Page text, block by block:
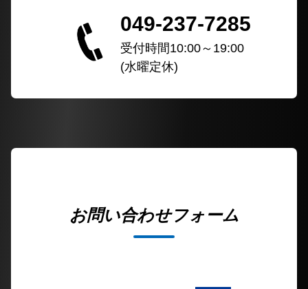
049-237-7285
受付時間10:00～19:00
(水曜定休)
お問い合わせフォーム